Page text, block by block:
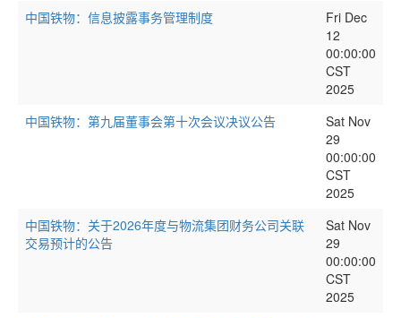
中国铁物：信息披露事务管理制度
Fri Dec
12
00:00:00
CST
2025
中国铁物：第九届董事会第十次会议决议公告
Sat Nov
29
00:00:00
CST
2025
中国铁物：关于2026年度与物流集团财务公司关联
交易预计的公告
Sat Nov
29
00:00:00
CST
2025